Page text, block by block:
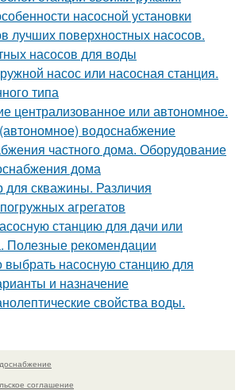
насосной установки
лучших поверхностных насосов.
насосов для воды
насос или насосная станция.
типа
централизованное или автономное.
водоснабжение
частного дома. Оборудование
дома
скважины. Различия
агрегатов
станцию для дачи или
Полезные рекомендации
выбрать насосную станцию для
и назначение
свойства воды.
соглашение